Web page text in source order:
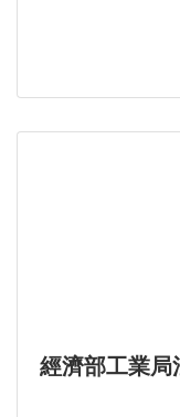
經濟部工業局